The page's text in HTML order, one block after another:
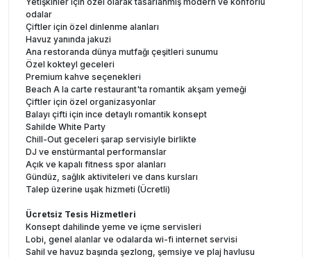
odalar
Çiftler için özel dinlenme alanları
Havuz yanında jakuzi
Ana restoranda dünya mutfağı çeşitleri sunumu
Özel kokteyl geceleri
Premium kahve seçenekleri
Beach A la carte restaurant'ta romantik akşam yemeği
Çiftler için özel organizasyonlar
Balayı çifti için ince detaylı romantik konsept
Sahilde White Party
Chill-Out geceleri şarap servisiyle birlikte
DJ ve enstürmantal performanslar
Açık ve kapalı fitness spor alanları
Gündüz, sağlık aktiviteleri ve dans kursları
Talep üzerine uşak hizmeti (Ücretli)
Ücretsiz Tesis Hizmetleri
Konsept dahilinde yeme ve içme servisleri
Lobi, genel alanlar ve odalarda wi-fi internet servisi
Sahil ve havuz başında şezlong, şemsiye ve plaj havlusu